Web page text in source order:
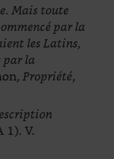
Mais toute
par la
les Latins,
par la
Propriété,
1). V.